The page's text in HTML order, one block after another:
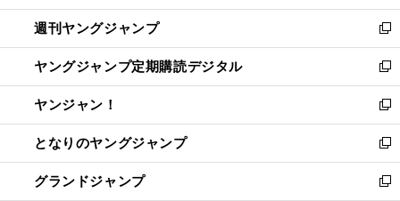
開
く
ウ
で
開
く
ン
ド
ウ
で
開
く
ウ
ィ
ン
ド
ウ
で
開
く
週刊ヤングジャンプ
新
し
い
ウ
ィ
ン
ド
ウ
で
ヤングジャンプ定期購読デジタル
新
し
い
ウ
ィ
ン
ド
ヤンジャン！
新
し
い
ウ
ィ
となりのヤングジャンプ
新
し
い
グランドジャンプ
新